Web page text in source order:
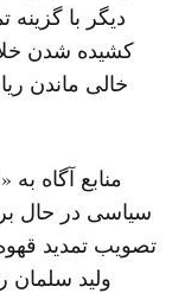
دیگر با
کشیده شدن
خالی ماندن
منابع آگاه
تصویب تمدید
ولید